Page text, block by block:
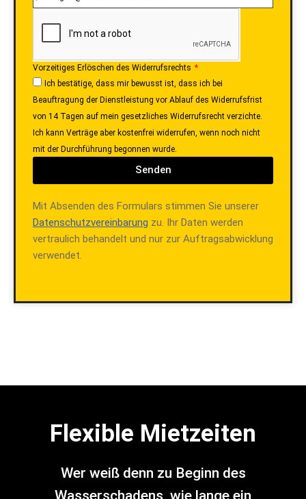
Vorzeitiges Erlöschen des Widerrufsrechts
Ich bestätige, dass mir bewusst ist, dass ich bei
Beauftragung der Dienstleistung vor Ablauf des Widerrufsfrist
von 14 Tagen auf mein gesetzliches Widerrufsrecht verzichte.
Ich kann Verträge aber kostenfrei widerrufen, wenn noch nicht
mit der Durchführung begonnen wurde.
Senden
Mit Absenden des Formulars stimmen Sie unserer
Datenschutzvereinbarung zu. Ihr Daten werden
vertraulich behandelt und nur zur Auftragsabwicklung
verwendet.
Flexible Mietzeiten
Wer weiß denn zu Beginn des
Wasserschadens, wie lange ein